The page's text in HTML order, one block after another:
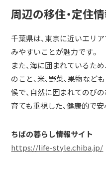
周辺の移住・定住
千葉県は、東京に近いエリ
みやすいことが魅力です。
また、海に囲まれているた
のこと、米、野菜、果物な
候で、自然に囲まれてのび
育ても重視した、健康的で
ちばの暮らし情報サイト
https://life-style.chiba.jp/